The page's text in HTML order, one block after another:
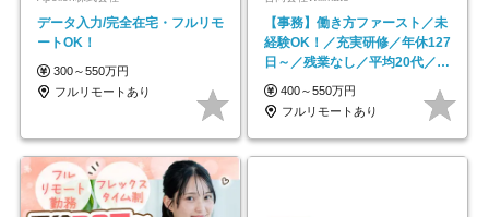
データ入力/完全在宅・フルリモ
ートOK！
300～550万円
フルリモートあり
【事務】働き方ファースト／未
経験OK！／充実研修／年休127
日～／残業なし／平均20代／リ
モートOK
400～550万円
フルリモートあり